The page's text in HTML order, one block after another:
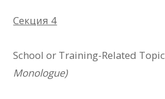
Секция 4
School or Training-Related
Monologue)